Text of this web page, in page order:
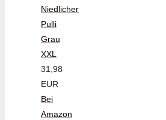
Niedlicher
Pulli
Grau
XXL
31,98
EUR
Bei
Amazon